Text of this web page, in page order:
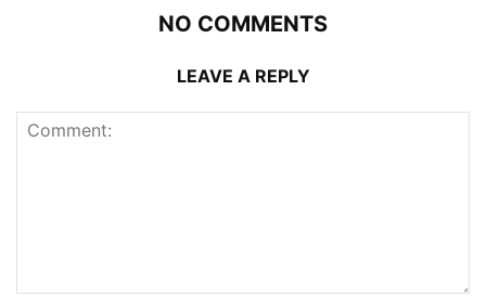
NO COMMENTS
LEAVE A REPLY